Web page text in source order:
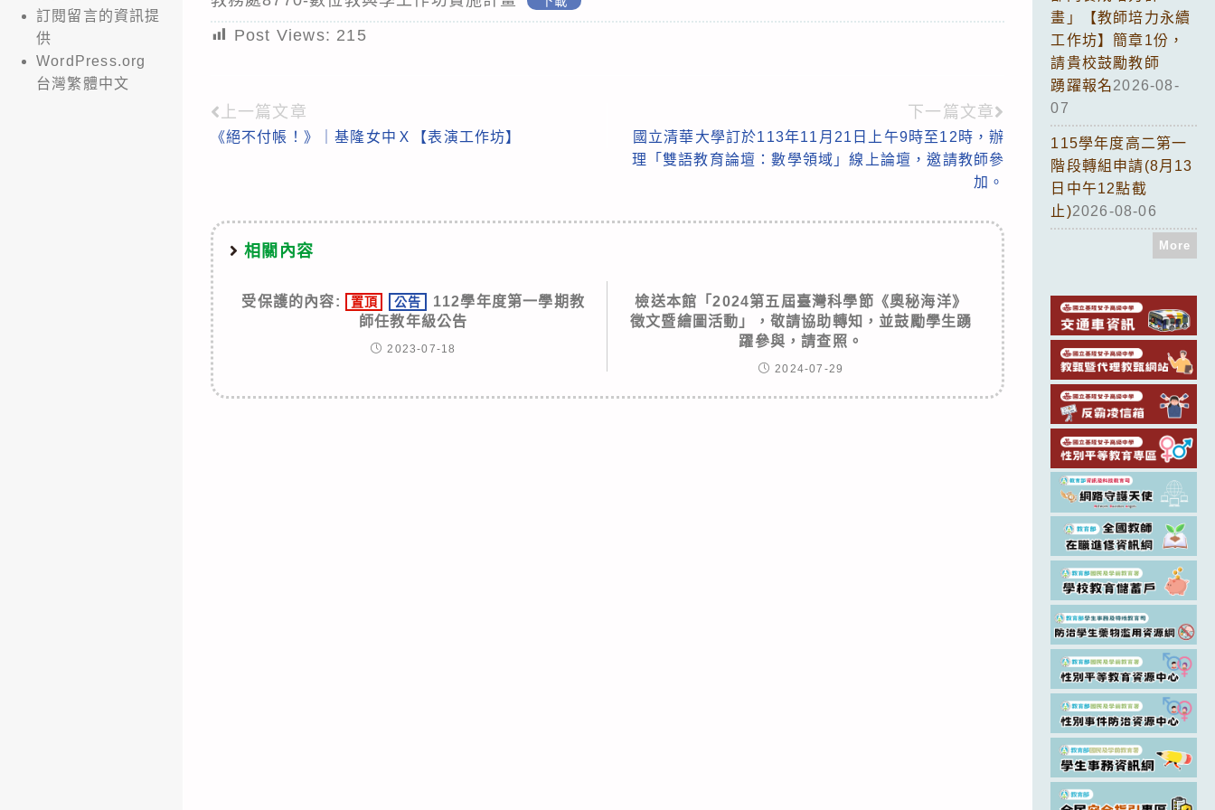
Post Views: 215
Read
more
上一篇文章
《絕不付帳！》｜基隆女中Ｘ【表演工作坊】
下一篇文章
國立清華大學訂於113年11月21日上午9時至12時，辦
理「雙語教育論壇：數學領域」線上論壇，邀請教師參
加。
相關內容
受保護的內容: 置頂 公告
112學年度第一學期教
師任教年級公告
2023-07-18
檢送本館「2024第五屆臺灣科學節《奧秘海洋》
徵文暨繪圖活動」，敬請協助轉知，並鼓勵學生踴
躍參與，請查照。
2024-07-29
訂閱留言的資訊提
供
WordPress.org
台灣繁體中文
畫」【教師培力永續
工作坊】簡章1份，
請貴校鼓勵教師
踴躍報名2026-08-
07
115學年度高二第一
階段轉組申請(8月13
日中午12點截
止)2026-08-06
More